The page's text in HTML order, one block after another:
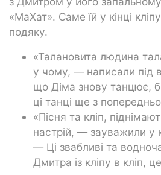
«МаХат». Саме їй у кінці
подяку.
«Талановита людина
у чому, — написали під
що Діма знову танцює,
ці танці ще з
«Пісня та кліп,
настрій, — зауважили у
— Ці звабливі та
Дмитра із кліпу в кліп,